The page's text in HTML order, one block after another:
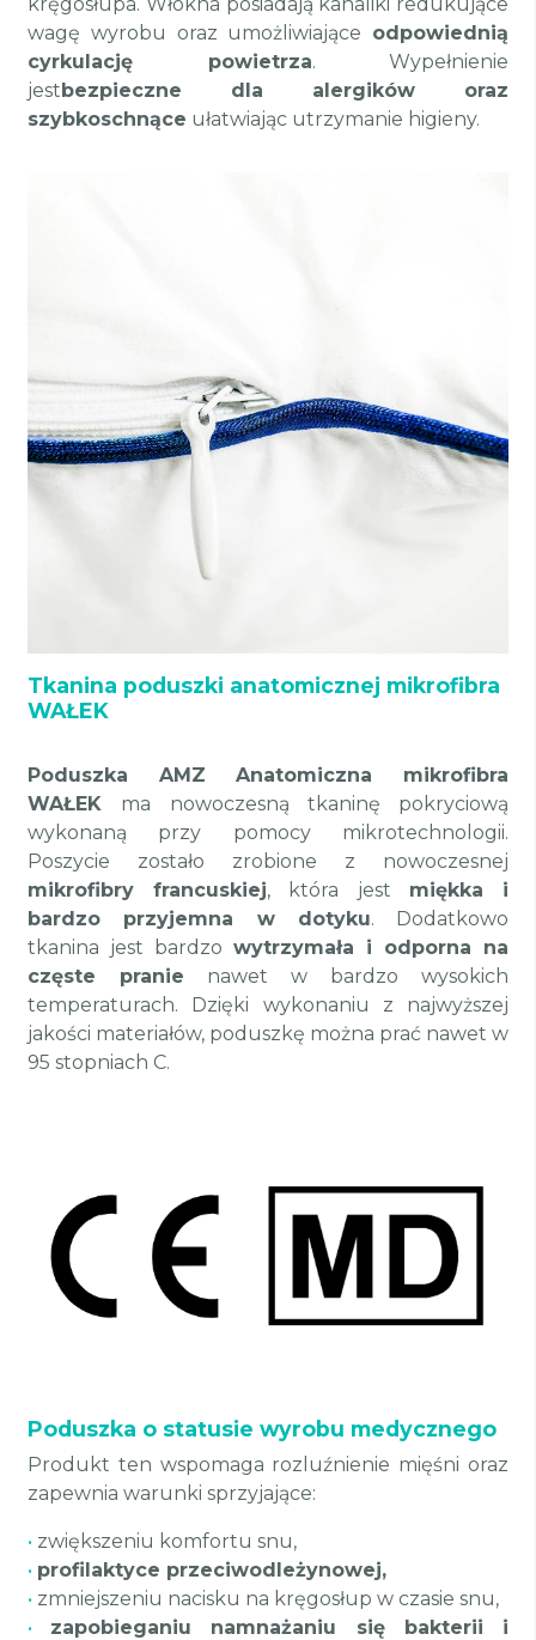
kręgosłupa. Włókna posiadają kanaliki redukujące
wagę wyrobu oraz umożliwiające odpowiednią
cyrkulację powietrza. Wypełnienie
jest bezpieczne dla alergików oraz
szybkoschnące ułatwiając utrzymanie higieny.
Tkanina poduszki anatomicznej mikrofibra
WAŁEK
Poduszka AMZ Anatomiczna mikrofibra
WAŁEK ma nowoczesną tkaninę pokryciową
wykonaną przy pomocy mikrotechnologii.
Poszycie zostało zrobione z nowoczesnej
mikrofibry francuskiej, która jest miękka i
bardzo przyjemna w dotyku. Dodatkowo
tkanina jest bardzo wytrzymała i odporna na
częste pranie nawet w bardzo wysokich
temperaturach. Dzięki wykonaniu z najwyższej
jakości materiałów, poduszkę można prać nawet w
95 stopniach C.
Poduszka o statusie wyrobu medycznego
Produkt ten wspomaga rozluźnienie mięśni oraz
zapewnia warunki sprzyjające:
• zwiększeniu komfortu snu,
• profilaktyce przeciwodleżynowej,
• zmniejszeniu nacisku na kręgosłup w czasie snu,
•
zapobieganiu namnażaniu się bakterii i